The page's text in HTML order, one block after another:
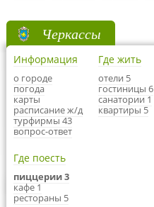
Черкассы
Информация
о городе
погода
карты
расписание ж/д
турфирмы 43
вопрос-ответ
Где жить
отели 5
гостиницы 6
санатории 1
квартиры 5
Где поесть
пиццерии 3
кафе 1
рестораны 5